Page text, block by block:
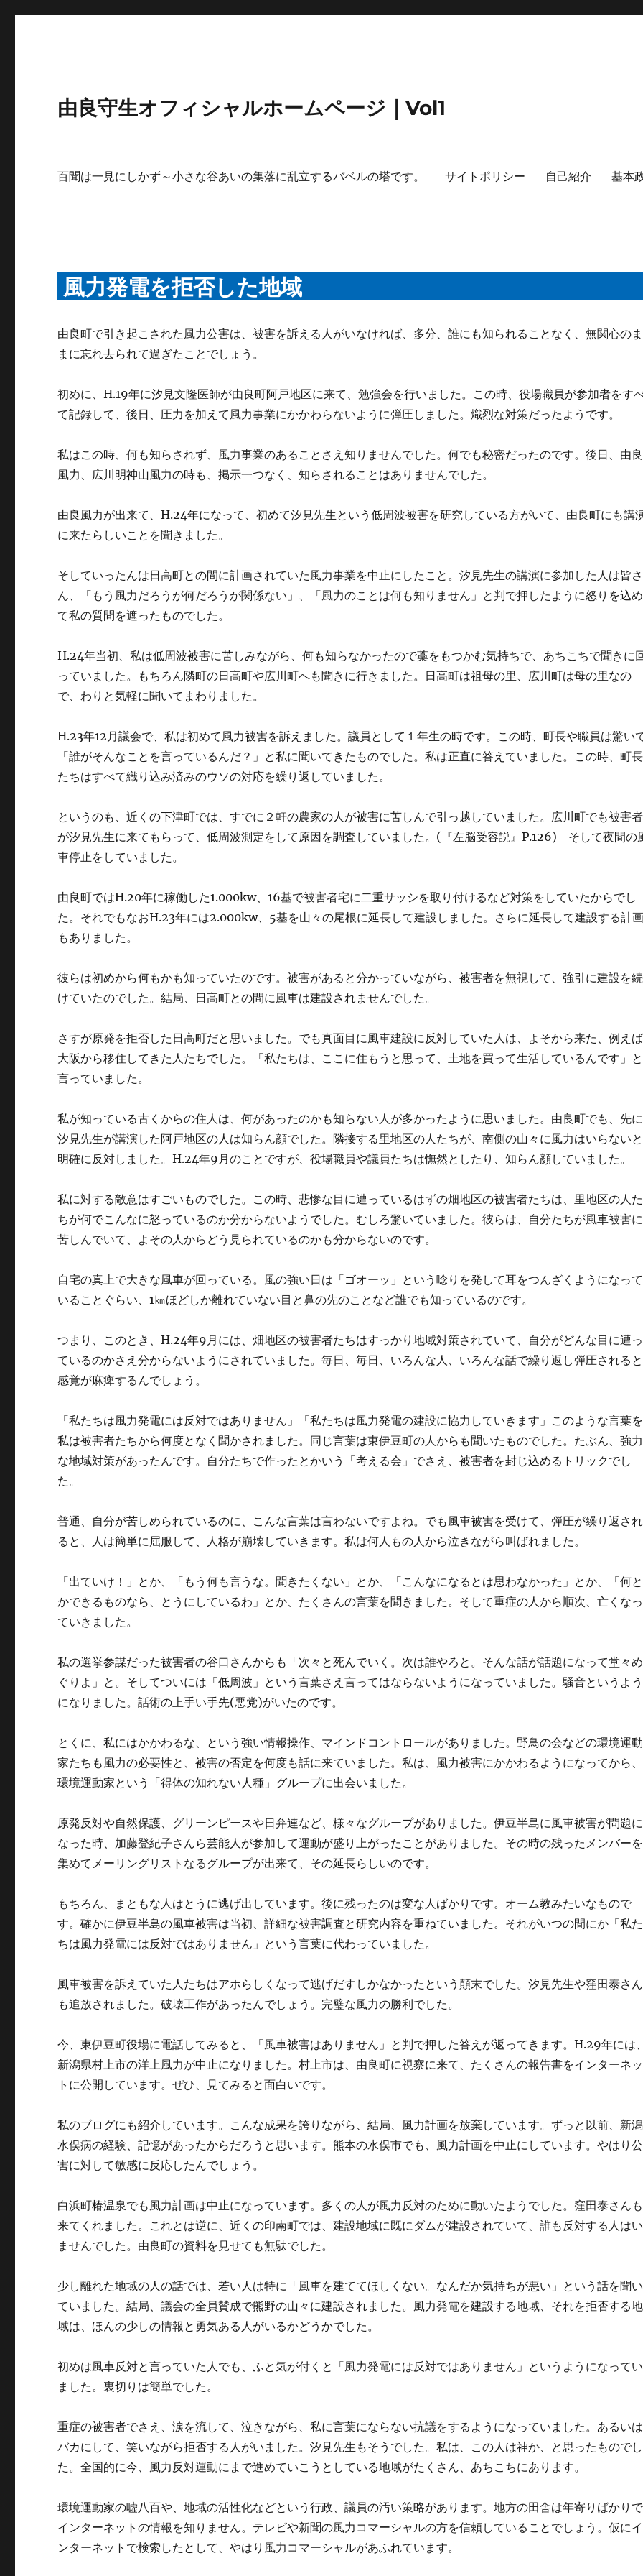
由良守生オフィシャルホームページ｜Vol1
百聞は一見にしかず～小さな谷あいの集落に乱立するバベルの塔です。 サイトポリシー 自己紹介 基本
風力発電を拒否した地域
由良町で引き起こされた風力公害は、被害を訴える人がいなければ、多分、誰にも知られることなく、無関心のま
まに忘れ去られて過ぎたことでしょう。
初めに、H.19年に汐見文隆医師が由良町阿戸地区に来て、勉強会を行いました。この時、役場職員が参加者をす
て記録して、後日、圧力を加えて風力事業にかかわらないように弾圧しました。熾烈な対策だったようです。
私はこの時、何も知らされず、風力事業のあることさえ知りませんでした。何でも秘密だったのです。後日、由良
風力、広川明神山風力の時も、掲示一つなく、知らされることはありませんでした。
由良風力が出来て、H.24年になって、初めて汐見先生という低周波被害を研究している方がいて、由良町にも講
に来たらしいことを聞きました。
そしていったんは日高町との間に計画されていた風力事業を中止にしたこと。汐見先生の講演に参加した人は皆さ
ん、「もう風力だろうが何だろうが関係ない」、「風力のことは何も知りません」と判で押したように怒りを込め
て私の質問を遮ったものでした。
H.24年当初、私は低周波被害に苦しみながら、何も知らなかったので藁をもつかむ気持ちで、あちこちで聞きに
っていました。もちろん隣町の日高町や広川町へも聞きに行きました。日高町は祖母の里、広川町は母の里なの
で、わりと気軽に聞いてまわりました。
H.23年12月議会で、私は初めて風力被害を訴えました。議員として１年生の時です。この時、町長や職員は驚い
「誰がそんなことを言っているんだ？」と私に聞いてきたものでした。私は正直に答えていました。この時、町長
たちはすべて織り込み済みのウソの対応を繰り返していました。
というのも、近くの下津町では、すでに２軒の農家の人が被害に苦しんで引っ越していました。広川町でも被害者
が汐見先生に来てもらって、低周波測定をして原因を調査していました。(『左脳受容説』P.126) そして夜間の
車停止をしていました。
由良町ではH.20年に稼働した1.000kw、16基で被害者宅に二重サッシを取り付けるなど対策をしていたからでし
た。それでもなおH.23年には2.000kw、5基を山々の尾根に延長して建設しました。さらに延長して建設する計画
もありました。
彼らは初めから何もかも知っていたのです。被害があると分かっていながら、被害者を無視して、強引に建設を続
けていたのでした。結局、日高町との間に風車は建設されませんでした。
さすが原発を拒否した日高町だと思いました。でも真面目に風車建設に反対していた人は、よそから来た、例えば
大阪から移住してきた人たちでした。「私たちは、ここに住もうと思って、土地を買って生活しているんです」と
言っていました。
私が知っている古くからの住人は、何があったのかも知らない人が多かったように思いました。由良町でも、先に
汐見先生が講演した阿戸地区の人は知らん顔でした。隣接する里地区の人たちが、南側の山々に風力はいらないと
明確に反対しました。H.24年9月のことですが、役場職員や議員たちは憮然としたり、知らん顔していました。
私に対する敵意はすごいものでした。この時、悲惨な目に遭っているはずの畑地区の被害者たちは、里地区の人た
ちが何でこんなに怒っているのか分からないようでした。むしろ驚いていました。彼らは、自分たちが風車被害に
苦しんでいて、よその人からどう見られているのかも分からないのです。
自宅の真上で大きな風車が回っている。風の強い日は「ゴオーッ」という唸りを発して耳をつんざくようになって
いることぐらい、1㎞ほどしか離れていない目と鼻の先のことなど誰でも知っているのです。
つまり、このとき、H.24年9月には、畑地区の被害者たちはすっかり地域対策されていて、自分がどんな目に遭っ
ているのかさえ分からないようにされていました。毎日、毎日、いろんな人、いろんな話で繰り返し弾圧されると
感覚が麻痺するんでしょう。
「私たちは風力発電には反対ではありません」「私たちは風力発電の建設に協力していきます」このような言葉を
私は被害者たちから何度となく聞かされました。同じ言葉は東伊豆町の人からも聞いたものでした。たぶん、強力
な地域対策があったんです。自分たちで作ったとかいう「考える会」でさえ、被害者を封じ込めるトリックでし
た。
普通、自分が苦しめられているのに、こんな言葉は言わないですよね。でも風車被害を受けて、弾圧が繰り返され
ると、人は簡単に屈服して、人格が崩壊していきます。私は何人もの人から泣きながら叫ばれました。
「出ていけ！」とか、「もう何も言うな。聞きたくない」とか、「こんなになるとは思わなかった」とか、「何と
かできるものなら、とうにしているわ」とか、たくさんの言葉を聞きました。そして重症の人から順次、亡くなっ
ていきました。
私の選挙参謀だった被害者の谷口さんからも「次々と死んでいく。次は誰やろと。そんな話が話題になって堂々め
ぐりよ」と。そしてついには「低周波」という言葉さえ言ってはならないようになっていました。騒音というよう
になりました。話術の上手い手先(悪党)がいたのです。
とくに、私にはかかわるな、という強い情報操作、マインドコントロールがありました。野鳥の会などの環境運動
家たちも風力の必要性と、被害の否定を何度も話に来ていました。私は、風力被害にかかわるようになってから、
環境運動家という「得体の知れない人種」グループに出会いました。
原発反対や自然保護、グリーンピースや日弁連など、様々なグループがありました。伊豆半島に風車被害が問題に
なった時、加藤登紀子さんら芸能人が参加して運動が盛り上がったことがありました。その時の残ったメンバーを
集めてメーリングリストなるグループが出来て、その延長らしいのです。
もちろん、まともな人はとうに逃げ出しています。後に残ったのは変な人ばかりです。オーム教みたいなもので
す。確かに伊豆半島の風車被害は当初、詳細な被害調査と研究内容を重ねていました。それがいつの間にか「私た
ちは風力発電には反対ではありません」という言葉に代わっていました。
風車被害を訴えていた人たちはアホらしくなって逃げだすしかなかったという顛末でした。汐見先生や窪田泰さん
も追放されました。破壊工作があったんでしょう。完璧な風力の勝利でした。
今、東伊豆町役場に電話してみると、「風車被害はありません」と判で押した答えが返ってきます。H.29年には、
新潟県村上市の洋上風力が中止になりました。村上市は、由良町に視察に来て、たくさんの報告書をインターネッ
トに公開しています。ぜひ、見てみると面白いです。
私のブログにも紹介しています。こんな成果を誇りながら、結局、風力計画を放棄しています。ずっと以前、新潟
水俣病の経験、記憶があったからだろうと思います。熊本の水俣市でも、風力計画を中止にしています。やはり公
害に対して敏感に反応したんでしょう。
白浜町椿温泉でも風力計画は中止になっています。多くの人が風力反対のために動いたようでした。窪田泰さんも
来てくれました。これとは逆に、近くの印南町では、建設地域に既にダムが建設されていて、誰も反対する人はい
ませんでした。由良町の資料を見せても無駄でした。
少し離れた地域の人の話では、若い人は特に「風車を建ててほしくない。なんだか気持ちが悪い」という話を聞い
ていました。結局、議会の全員賛成で熊野の山々に建設されました。風力発電を建設する地域、それを拒否する地
域は、ほんの少しの情報と勇気ある人がいるかどうかでした。
初めは風車反対と言っていた人でも、ふと気が付くと「風力発電には反対ではありません」というようになってい
ました。裏切りは簡単でした。
重症の被害者でさえ、涙を流して、泣きながら、私に言葉にならない抗議をするようになっていました。あるいは
バカにして、笑いながら拒否する人がいました。汐見先生もそうでした。私は、この人は神か、と思ったものでし
た。全国的に今、風力反対運動にまで進めていこうとしている地域がたくさん、あちこちにあります。
環境運動家の嘘八百や、地域の活性化などという行政、議員の汚い策略があります。地方の田舎は年寄りばかりで
インターネットの情報を知りません。テレビや新聞の風力コマーシャルの方を信頼していることでしょう。仮にイ
ンターネットで検索したとして、やはり風力コマーシャルがあふれています。